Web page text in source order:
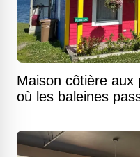
Maison côtière aux
où les baleines